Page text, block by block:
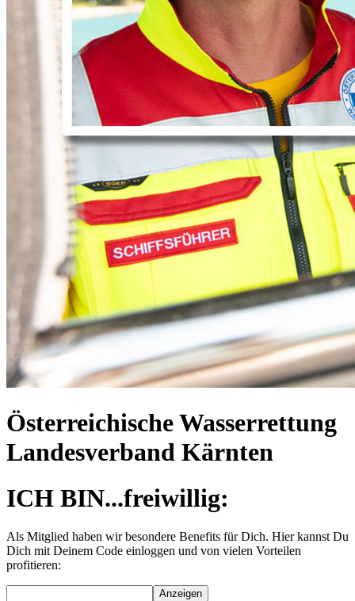
Österreichische Wasserrettung
Landesverband Kärnten
ICH BIN...freiwillig:
Als Mitglied haben wir besondere Benefits für Dich. Hier kannst Du
Dich mit Deinem Code einloggen und von vielen Vorteilen
profitieren:
Anzeigen